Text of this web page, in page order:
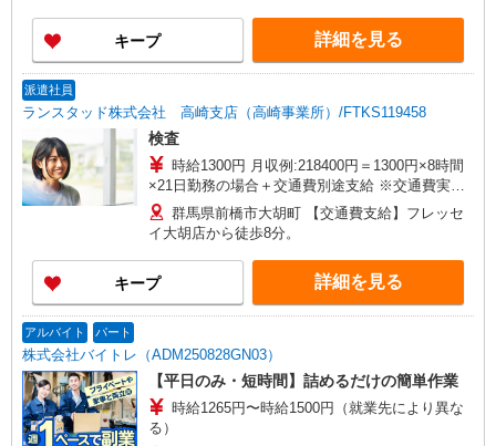
キープ 詳細を見る
派遣社員
ランスタッド株式会社 高崎支店（高崎事業所）/FTKS119458
検査
時給1300円 月収例:218400円＝1300円×8時間
×21日勤務の場合＋交通費別途支給 ※交通費実費
支給／当社規定あり。 研修時給1300円 ※2週間1
対1の研修を実施します。
群馬県前橋市大胡町 【交通費支給】フレッセ
イ大胡店から徒歩8分。
キープ 詳細を見る
アルバイト パート
株式会社バイトレ（ADM250828GN03）
【平日のみ・短時間】詰めるだけの簡単作業
時給1265円〜時給1500円（就業先により異な
る）